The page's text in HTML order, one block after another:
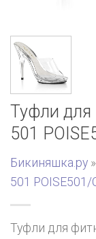
Туфли для
501
Бикиняшка.ру »
501 POISE501/
Туфли для